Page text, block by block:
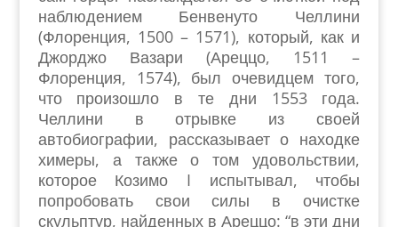
наблюдением Бенвенуто Челлини
(Флоренция, 1500 – 1571), который, как и
Джорджо Вазари (Ареццо, 1511 –
Флоренция, 1574), был очевидцем того,
что произошло в те дни 1553 года.
Челлини в отрывке из своей
автобиографии, рассказывает о находке
химеры, а также о том удовольствии,
которое Козимо I испытывал, чтобы
попробовать свои силы в очистке
скульптур, найденных в Ареццо: “в эти дни